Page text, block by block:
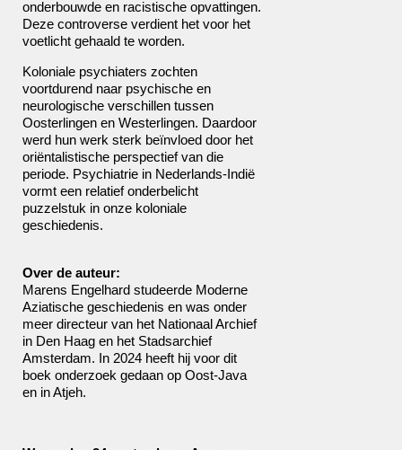
onderbouwde en racistische opvattingen.
Deze controverse verdient het voor het
voetlicht gehaald te worden.
Koloniale psychiaters zochten
voortdurend naar psychische en
neurologische verschillen tussen
Oosterlingen en Westerlingen. Daardoor
werd hun werk sterk beïnvloed door het
oriëntalistische perspectief van die
periode. Psychiatrie in Nederlands-Indië
vormt een relatief onderbelicht
puzzelstuk in onze koloniale
geschiedenis.
Over de auteur:
Marens Engelhard studeerde Moderne
Aziatische geschiedenis en was onder
meer directeur van het Nationaal Archief
in Den Haag en het Stadsarchief
Amsterdam. In 2024 heeft hij voor dit
boek onderzoek gedaan op Oost-Java
en in Atjeh.